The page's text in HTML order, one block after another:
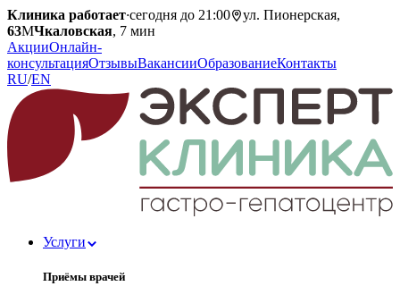
Клиника работает·сегодня до 21:00
ул. Пионерская,
63МЧкаловская, 7 мин
АкцииОнлайн-
консультацияОтзывыВакансииОбразованиеКонтакты
RU/EN
Услуги
Приёмы врачей